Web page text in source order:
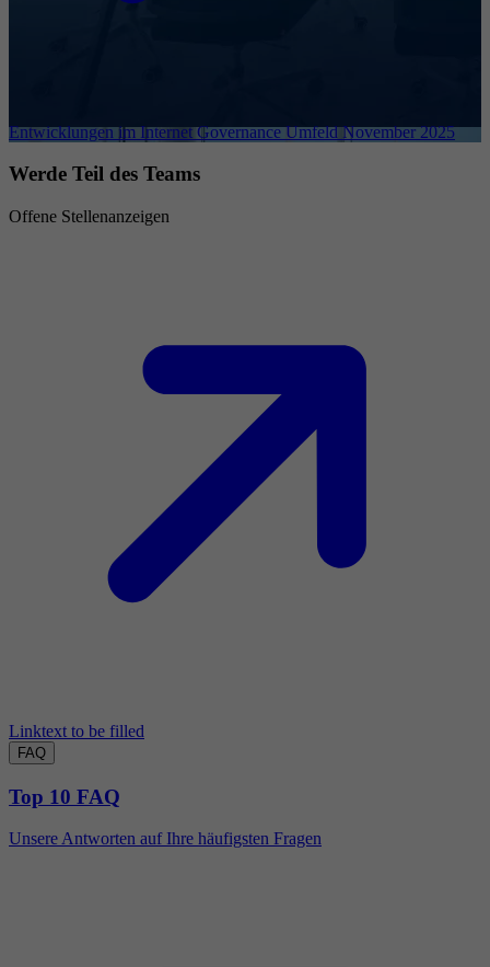
Entwicklungen im Internet Governance Umfeld November 2025
Werde Teil des Teams
Offene Stellenanzeigen
Linktext to be filled
FAQ
Top 10 FAQ
Unsere Antworten auf Ihre häufigsten Fragen